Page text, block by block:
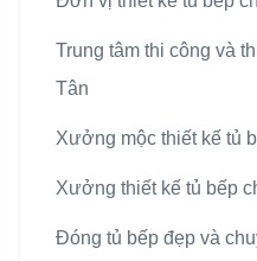
Trung tâm thi công và
Tân
Xưởng mộc thiết kế tủ
Xưởng thiết kế tủ bếp
Đóng tủ bếp đẹp và